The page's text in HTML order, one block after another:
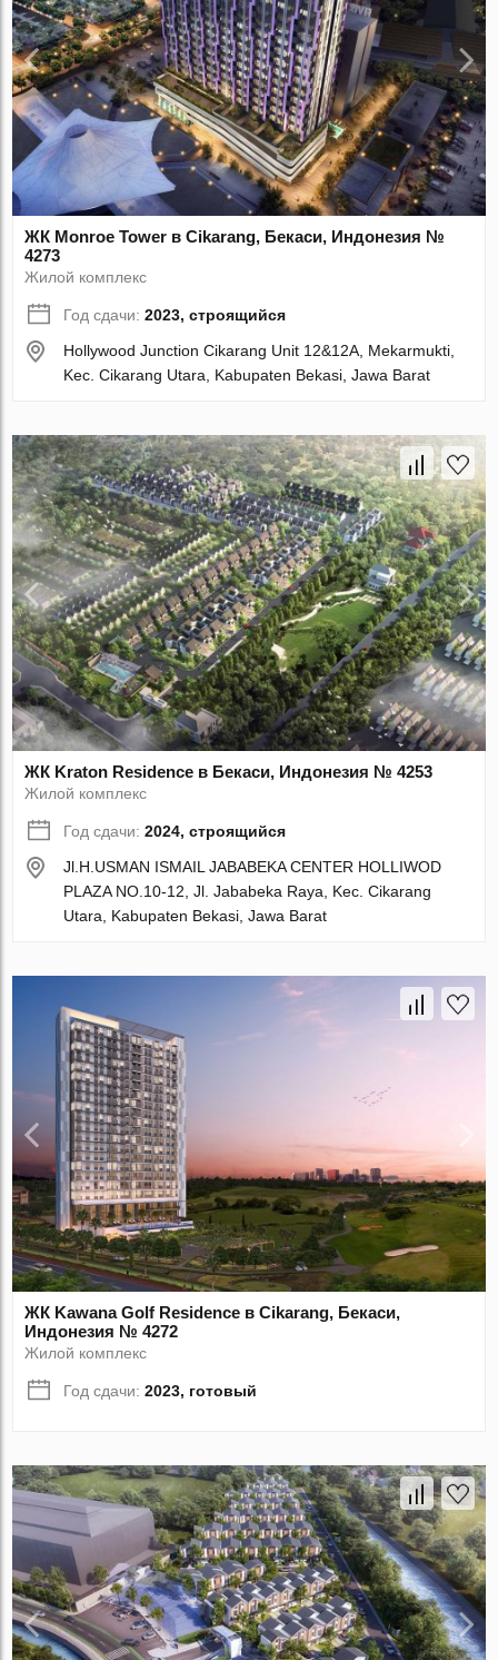
ЖК Monroe Tower в Cikarang, Бекаси, Индонезия №
4273
Жилой комплекс
Год сдачи:2023, строящийся
Hollywood Junction Cikarang Unit 12&12A, Mekarmukti,
Kec. Cikarang Utara, Kabupaten Bekasi, Jawa Barat
ЖК Kraton Residence в Бекаси, Индонезия № 4253
Жилой комплекс
Год сдачи:2024, строящийся
Jl.H.USMAN ISMAIL JABABEKA CENTER HOLLIWOD
PLAZA NO.10-12, Jl. Jababeka Raya, Kec. Cikarang
Utara, Kabupaten Bekasi, Jawa Barat
ЖК Kawana Golf Residence в Cikarang, Бекаси,
Индонезия № 4272
Жилой комплекс
Год сдачи:2023, готовый